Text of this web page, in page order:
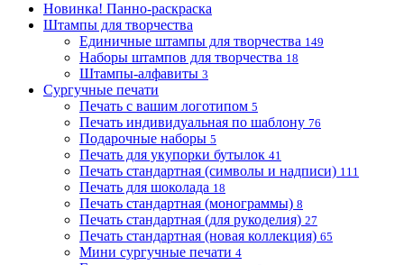
Новинка! Панно-раскраска
Штампы для творчества
Единичные штампы для творчества 149
Наборы штампов для творчества 18
Штампы-алфавиты 3
Сургучные печати
Печать с вашим логотипом 5
Печать индивидуальная по шаблону 76
Подарочные наборы 5
Печать для укупорки бутылок 41
Печать стандартная (символы и надписи) 111
Печать для шоколада 18
Печать стандартная (монограммы) 8
Печать стандартная (для рукоделия) 27
Печать стандартная (новая коллекция) 65
Мини сургучные печати 4